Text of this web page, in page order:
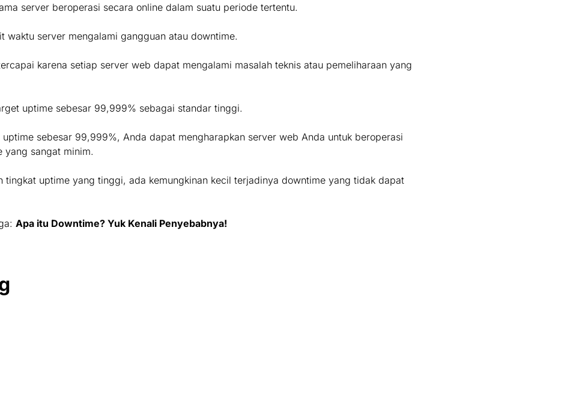
server beroperasi secara online dalam suatu periode tertentu.
waktu server mengalami gangguan atau downtime.
karena setiap server web dapat mengalami masalah teknis atau pemeliharaan yang
uptime sebesar 99,999% sebagai standar tinggi.
sebesar 99,999%, Anda dapat mengharapkan server web Anda untuk beroperasi
yang sangat minim.
tingkat uptime yang tinggi, ada kemungkinan kecil terjadinya downtime yang tidak dapat
Apa itu Downtime? Yuk Kenali Penyebabnya!